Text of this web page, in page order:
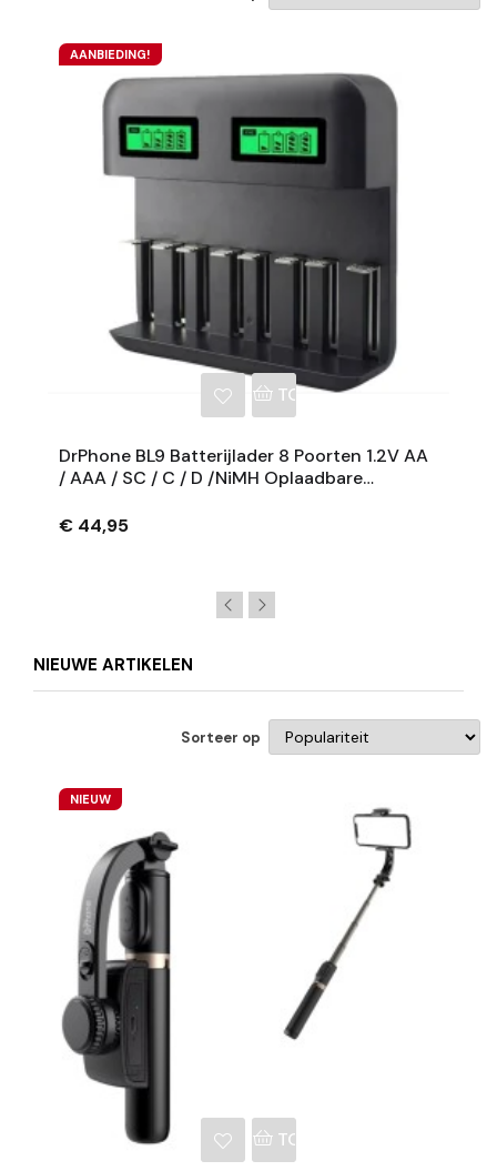
AANBIEDING!
TOEVOEGEN AAN
DrPhone BL9 Batterijlader 8 Poorten 1.2V AA
/ AAA / SC / C / D /NiMH Oplaadbare
€ 44,95
NIEUWE ARTIKELEN
Sorteer op
NIEUW
TOEVOEGEN AAN